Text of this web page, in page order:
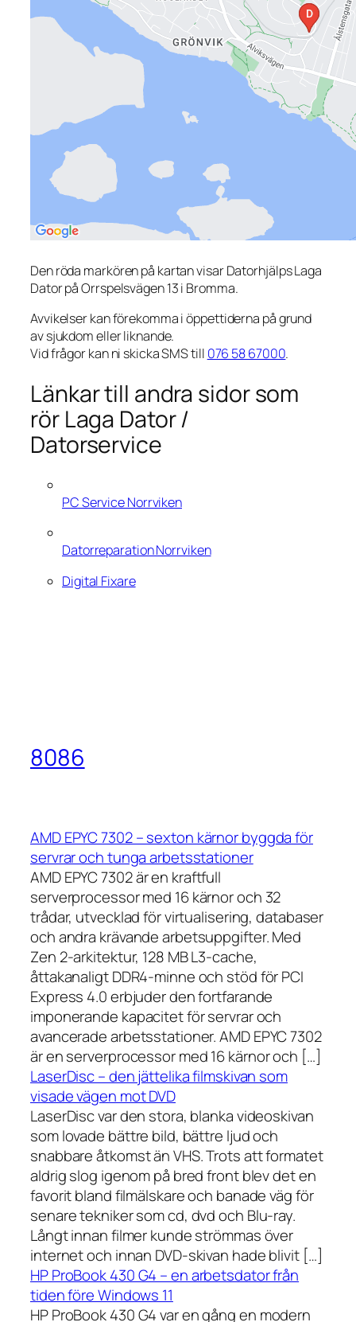
Den röda markören på kartan visar Datorhjälps Laga
Dator på Orrspelsvägen 13 i Bromma.
Avvikelser kan förekomma i öppettiderna på grund
av sjukdom eller liknande.
Vid frågor kan ni skicka SMS till 076 58 67000.
Länkar till andra sidor som
rör Laga Dator /
Datorservice
PC Service Norrviken
Datorreparation Norrviken
Digital Fixare
8086
AMD EPYC 7302 – sexton kärnor byggda för
servrar och tunga arbetsstationer
AMD EPYC 7302 är en kraftfull
serverprocessor med 16 kärnor och 32
trådar, utvecklad för virtualisering, databaser
och andra krävande arbetsuppgifter. Med
Zen 2-arkitektur, 128 MB L3-cache,
åttakanaligt DDR4-minne och stöd för PCI
Express 4.0 erbjuder den fortfarande
imponerande kapacitet för servrar och
avancerade arbetsstationer. AMD EPYC 7302
är en serverprocessor med 16 kärnor och […]
LaserDisc – den jättelika filmskivan som
visade vägen mot DVD
LaserDisc var den stora, blanka videoskivan
som lovade bättre bild, bättre ljud och
snabbare åtkomst än VHS. Trots att formatet
aldrig slog igenom på bred front blev det en
favorit bland filmälskare och banade väg för
senare tekniker som cd, dvd och Blu-ray.
Långt innan filmer kunde strömmas över
internet och innan DVD-skivan hade blivit […]
HP ProBook 430 G4 – en arbetsdator från
tiden före Windows 11
HP ProBook 430 G4 var en gång en modern